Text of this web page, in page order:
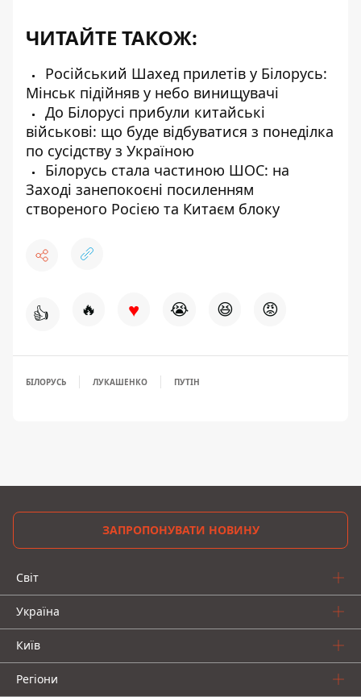
ЧИТАЙТЕ ТАКОЖ:
Російський Шахед прилетів у Білорусь:
Мінськ підійняв у небо винищувачі
До Білорусі прибули китайські
військові: що буде відбуватися з понеділка
по сусідству з Україною
Білорусь стала частиною ШОС: на
Заході занепокоєні посиленням
створеного Росією та Китаєм блоку
👍 🔥 ♥ 😭 😆 😡
БІЛОРУСЬ ЛУКАШЕНКО ПУТІН
ЗАПРОПОНУВАТИ НОВИНУ
Світ
Україна
Київ
Регіони